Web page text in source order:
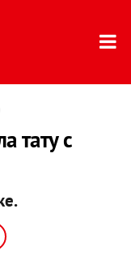
тату с